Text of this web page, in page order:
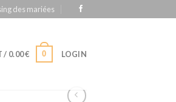
des mariées
/ 0.00€ 0 LOGIN